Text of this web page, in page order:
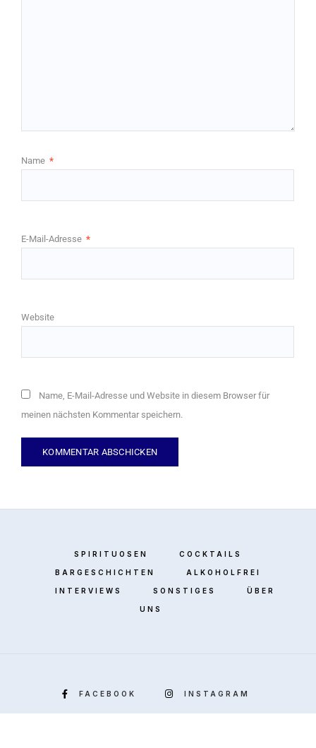
Name *
E-Mail-Adresse *
Website
Name, E-Mail-Adresse und Website in diesem Browser für
meinen nächsten Kommentar speichern.
SPIRITUOSEN COCKTAILS
BARGESCHICHTEN ALKOHOLFREI
INTERVIEWS SONSTIGES ÜBER
UNS
FACEBOOK INSTAGRAM